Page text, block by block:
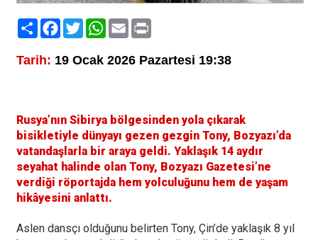
PaylaşFacebook
TwitterWhatsApp
EmailPrint
Tarih: 19 Ocak 2026 Pazartesi 19:38
Rusya’nın Sibirya bölgesinden yola çıkarak
bisikletiyle dünyayı gezen gezgin Tony, Bozyazı’da
vatandaşlarla bir araya geldi. Yaklaşık 14 aydır
seyahat halinde olan Tony, Bozyazı Gazetesi’ne
verdiği röportajda hem yolculuğunu hem de yaşam
hikâyesini anlattı.
Aslen dansçı olduğunu belirten Tony, Çin’de yaklaşık 8 yıl